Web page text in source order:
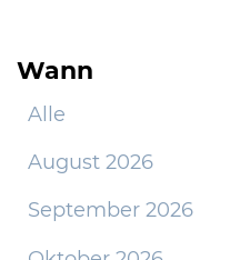
Wann
Alle
August 2026
September 2026